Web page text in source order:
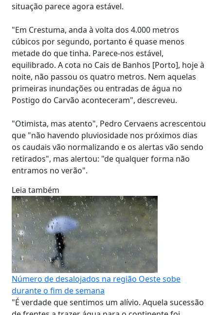
situação parece agora estável.
"Em Crestuma, anda à volta dos 4.000 metros
cúbicos por segundo, portanto é quase menos
metade do que tinha. Parece-nos estável,
equilibrado. A cota no Cais de Banhos [Porto], hoje à
noite, não passou os quatro metros. Nem aquelas
primeiras inundações ou entradas de água no
Postigo do Carvão aconteceram", descreveu.
"Otimista, mas atento", Pedro Cervaens acrescentou
que "não havendo pluviosidade nos próximos dias
os caudais vão normalizando e os alertas vão sendo
retirados", mas alertou: "de qualquer forma não
entramos no verão".
Leia também
Número de desalojados na região Oeste sobe
durante o fim de semana
"É verdade que sentimos um alívio. Aquela sucessão